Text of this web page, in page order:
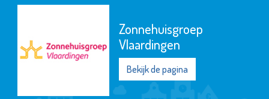
Zonnehuisgroep
Vlaardingen
Bekijk de pagina